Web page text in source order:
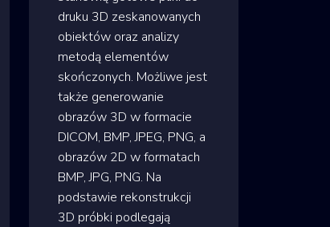
druku 3D zeskanowanych
obiektów oraz analizy
metodą elementów
skończonych. Możliwe jest
także generowanie
obrazów 3D w formacie
DICOM, BMP, JPEG, PNG, a
obrazów 2D w formatach
BMP, JPG, PNG. Na
podstawie rekonstrukcji
3D próbki podlegają